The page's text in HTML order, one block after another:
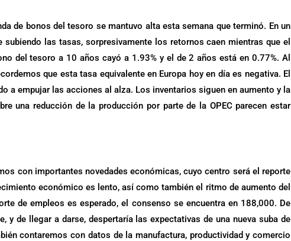
de bonos del tesoro se mantuvo alta esta semana que terminó. En un
subiendo las tasas, sorpresivamente los retornos caen mientras que el
del tesoro a 10 años cayó a 1.93% y el de 2 años está en 0.77%. Al
que esta tasa equivalente en Europa hoy en día es negativa. El
a empujar las acciones al alza. Los inventarios siguen en aumento y la
una reducción de la producción por parte de la OPEC parecen estar
con importantes novedades económicas, cuyo centro será el reporte
económico es lento, así como también el ritmo de aumento del
de empleos es esperado, el consenso se encuentra en 188,000. De
y de llegar a darse, despertaría las expectativas de una nueva suba de
contaremos con datos de la manufactura, productividad y comercio